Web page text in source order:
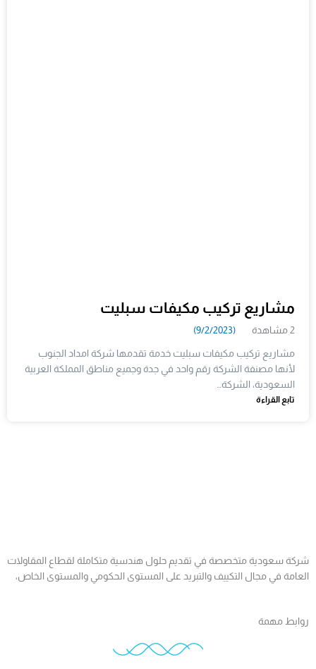
مشاريع تركيب مكيفات سبليت
2 مشاهدة (9/2/2023)
مشاريع تركيب مكيفات سبليت خدمة تقدمها شركة امداد الجنوب
لأنها مصنفة الشركة رقم واحد في جدة وجميع مناطق المملكة العربية
السعودية، الشركة…
تابع القراءة
شركة سعودية متخصصة في تقديم حلول هندسية متكاملة لقطاع المقاولات
العامة في مجال التكييف والتبريد على المستوى الحكومي والمستوى الخاص،
روابط مهمة